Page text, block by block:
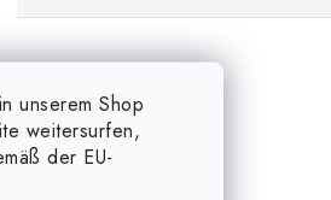
unserem Shop
weitersurfen,
der EU-